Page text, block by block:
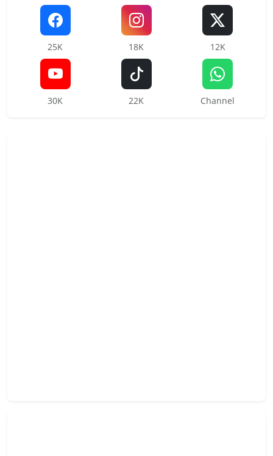
25K 18K 12K
30K 22K Channel